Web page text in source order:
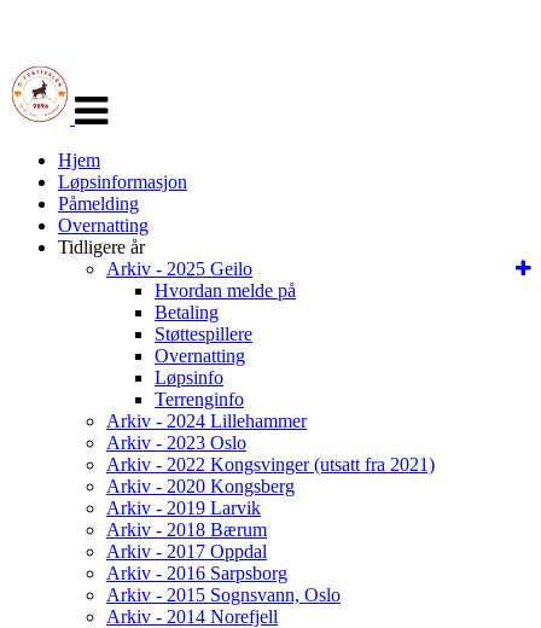
navigasjon
Hjem
Løpsinformasjon
Påmelding
Overnatting
Tidligere år
Arkiv - 2025 Geilo
Hvordan melde på
Betaling
Støttespillere
Overnatting
Løpsinfo
Terrenginfo
Arkiv - 2024 Lillehammer
Arkiv - 2023 Oslo
Arkiv - 2022 Kongsvinger (utsatt fra 2021)
Arkiv - 2020 Kongsberg
Arkiv - 2019 Larvik
Arkiv - 2018 Bærum
Arkiv - 2017 Oppdal
Arkiv - 2016 Sarpsborg
Arkiv - 2015 Sognsvann, Oslo
Arkiv - 2014 Norefjell